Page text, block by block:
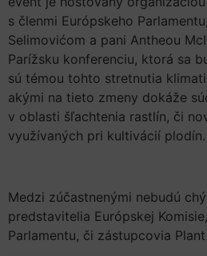
s členmi Európskeho
Selimovićom a pani Antheou
Parížsku konferenciu, ktorá sa
sú témou tohto stretnutia
akými na tieto zmeny dokáže
v oblasti šľachtenia rastlín, či
využívaných pri kultivácií plodín.
Medzi zúčastnenými nebudú
predstavitelia Európskej
Parlamentu, či zástupcovia Plant